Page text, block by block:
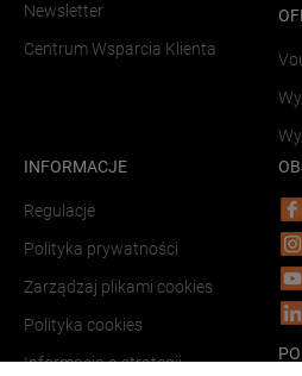
Newsletter
Centrum Wsparcia Klienta
INFORMACJE
Regulacje
Polityka prywatności
Zarządzaj plikami cookies
Polityka cookies
Informacja o strategii